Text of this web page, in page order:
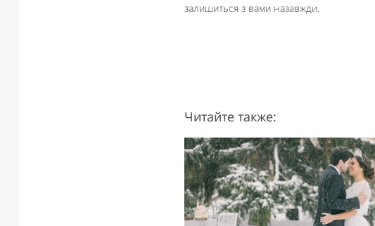
залишиться з вами назавжди.
Читайте также: